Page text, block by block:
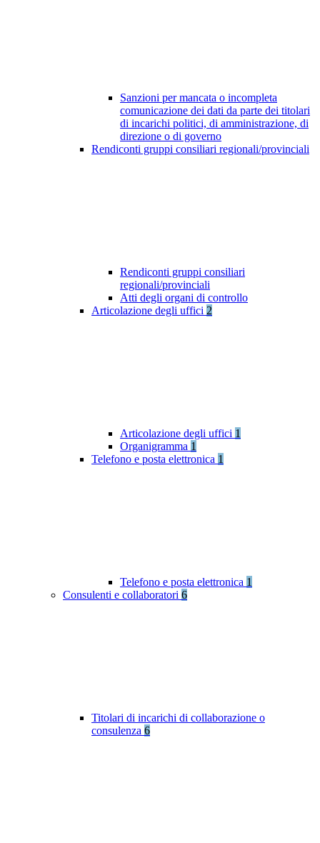
Sanzioni per mancata o incompleta
comunicazione dei dati da parte dei titolari
di incarichi politici, di amministrazione, di
direzione o di governo
Rendiconti gruppi consiliari regionali/provinciali
Rendiconti gruppi consiliari
regionali/provinciali
Atti degli organi di controllo
Articolazione degli uffici 2
Articolazione degli uffici 1
Organigramma 1
Telefono e posta elettronica 1
Telefono e posta elettronica 1
Consulenti e collaboratori 6
Titolari di incarichi di collaborazione o
consulenza 6